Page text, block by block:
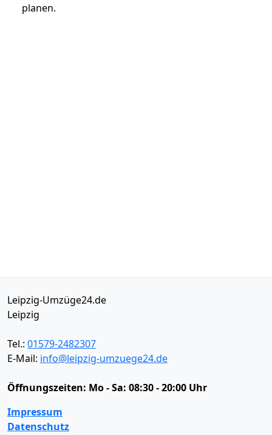
planen.
Leipzig-Umzüge24.de
Leipzig
Tel.: 01579-2482307
E-Mail: info@leipzig-umzuege24.de
Öffnungszeiten: Mo - Sa: 08:30 - 20:00 Uhr
Impressum
Datenschutz